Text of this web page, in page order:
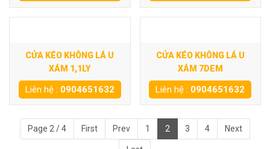
CỬA KÉO KHÔNG LÁ U
XÁM 1,1LY
Liên hệ : 0904651632
CỬA KÉO KHÔNG LÁ U
XÁM 7DEM
Liên hệ : 0904651632
Page 2 / 4 First Prev 1 2 3 4 Next